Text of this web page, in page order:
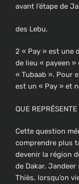
avant l’étape de
des Lebu.
2 « Pay » est une
de lieu « payeen »
« Tubaab ». Pour
est un « Pay » et
QUE
Cette question
comprendre plus
devenir la région
de Dakar.
Thiès, lorsqu’on